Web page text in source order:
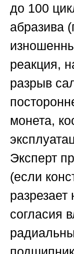
до 100
абразива
реакция,
разрыв
монета,
Эксперт
(если
согласия